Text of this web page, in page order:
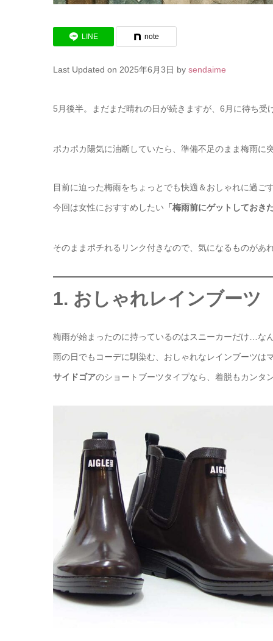
LINE note
Last Updated on 2025年6月3日 by sendaime
5月後半。まだまだ晴れの日が続きますが、6月に待ち
ポカポカ陽気に油断していたら、準備不足のまま梅雨に
目前に迫った梅雨をちょっとでも快適＆おしゃれに過ご
今回は女性におすすめしたい 「梅雨前にゲットしておき
そのままポチれるリンク付きなので、気になるものがあ
1. おしゃれレインブーツ
梅雨が始まったのに持っているのはスニーカーだけ…な
雨の日でもコーデに馴染む、おしゃれなレインブーツは
サイドゴアのショートブーツタイプなら、着脱もカンタ